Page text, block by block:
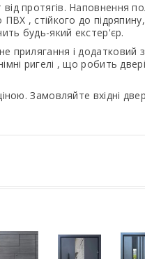
протягів. Наповнення
, стійкого до
будь-який екстер'єр.
і додатковий
ригелі , що робить
Замовляйте вхідні